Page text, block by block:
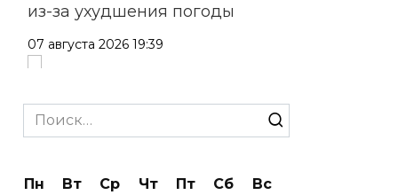
из-за ухудшения погоды
07 августа 2026 19:39
и турниры: как в Ростове
отметят День физкультурника
Search
for:
Пн Вт Ср Чт Пт Сб
Вс